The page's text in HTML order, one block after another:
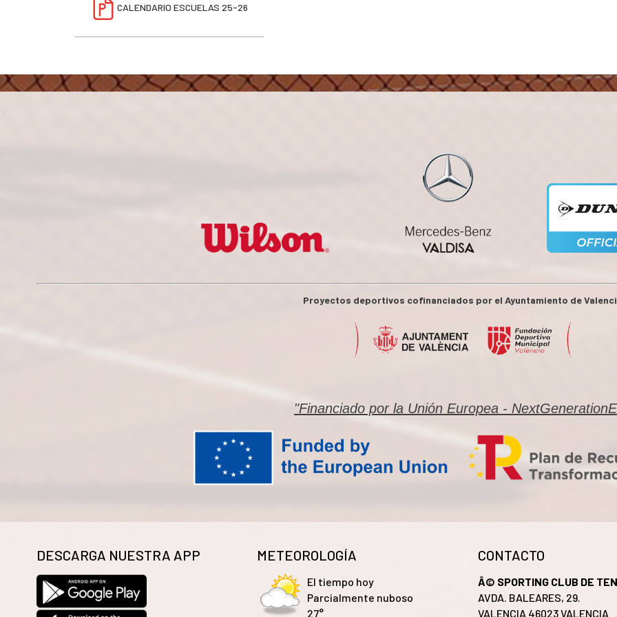
CALENDARIO ESCUELAS 25-26
Proyectos deportivos cofinanciados por el Ayuntamiento de
"Financiado por la Unión Europea -
DESCARGA NUESTRA APP METEOROLOGÍA
El tiempo hoy
Parcialmente nuboso
27°
CONTACTO
Â© SPORTING CLUB DE
AVDA. BALEARES, 29.
VALENCIA 46023 VALENCIA